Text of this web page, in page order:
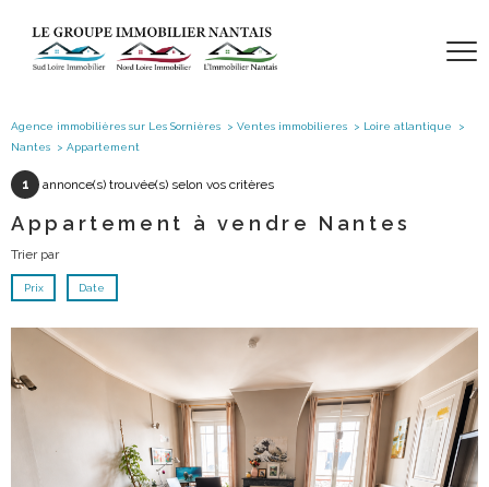
Agence immobilières sur Les Sornières Ventes immobilieres
Loire atlantique
Nantes
Appartement
1 annonce(s) trouvée(s) selon vos critères
Appartement à vendre Nantes
Trier par
Prix Date
voir le